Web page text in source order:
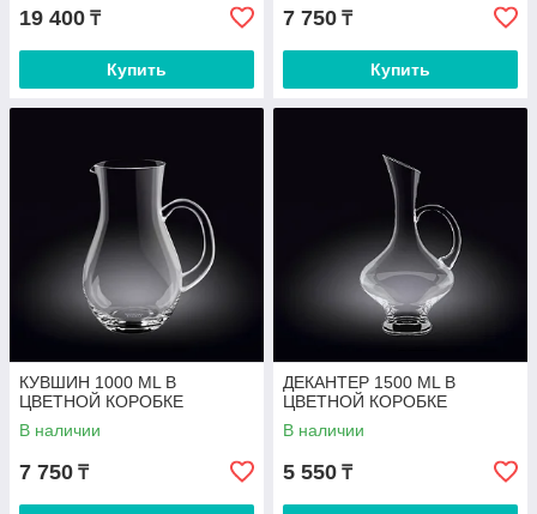
19 400 ₸
Купить
7 750 ₸
Купить
КУВШИН 1000 ML В
ЦВЕТНОЙ КОРОБКЕ
В наличии
7 750 ₸
ДЕКАНТЕР 1500 ML В
ЦВЕТНОЙ КОРОБКЕ
В наличии
5 550 ₸